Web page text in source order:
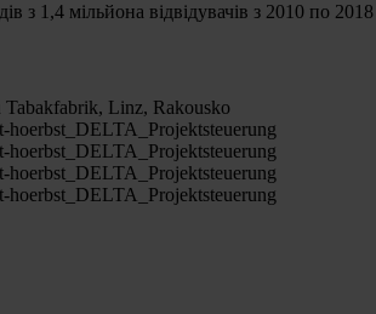
з 1,4 мільйона відвідувачів з 2010 по 2018